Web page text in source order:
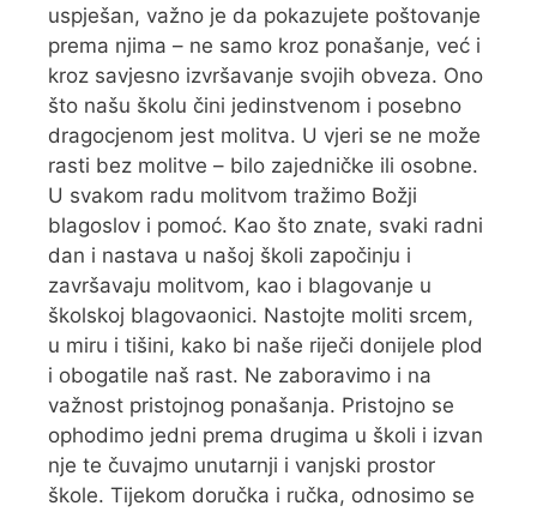
uspješan, važno je da pokazujete poštovanje
prema njima – ne samo kroz ponašanje, već i
kroz savjesno izvršavanje svojih obveza. Ono
što našu školu čini jedinstvenom i posebno
dragocjenom jest molitva. U vjeri se ne može
rasti bez molitve – bilo zajedničke ili osobne.
U svakom radu molitvom tražimo Božji
blagoslov i pomoć. Kao što znate, svaki radni
dan i nastava u našoj školi započinju i
završavaju molitvom, kao i blagovanje u
školskoj blagovaonici. Nastojte moliti srcem,
u miru i tišini, kako bi naše riječi donijele plod
i obogatile naš rast. Ne zaboravimo i na
važnost pristojnog ponašanja. Pristojno se
ophodimo jedni prema drugima u školi i izvan
nje te čuvajmo unutarnji i vanjski prostor
škole. Tijekom doručka i ručka, odnosimo se